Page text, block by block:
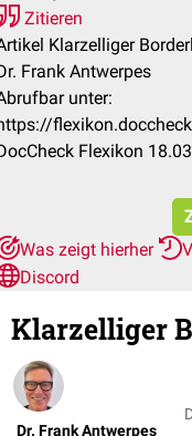
Zitieren
Klarzelliger
Frank Antwerpes
unter:
Flexikon
Was zeigt hierher
Discord
Klarzelliger
Dr. Frank Antwerpes